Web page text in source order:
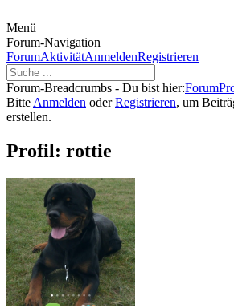
Menü
Forum-Navigation
ForumAktivitätAnmeldenRegistrieren
Forum-Breadcrumbs - Du bist hier:Forum
Bitte Anmelden oderRegistrieren, um
erstellen.
Profil: rottie